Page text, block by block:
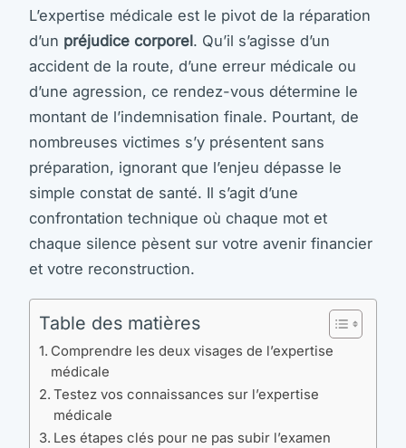
L’expertise médicale est le pivot de la réparation
d’un préjudice corporel. Qu’il s’agisse d’un
accident de la route, d’une erreur médicale ou
d’une agression, ce rendez-vous détermine le
montant de l’indemnisation finale. Pourtant, de
nombreuses victimes s’y présentent sans
préparation, ignorant que l’enjeu dépasse le
simple constat de santé. Il s’agit d’une
confrontation technique où chaque mot et
chaque silence pèsent sur votre avenir financier
et votre reconstruction.
Table des matières
Comprendre les deux visages de l’expertise
médicale
Testez vos connaissances sur l’expertise
médicale
Les étapes clés pour ne pas subir l’examen